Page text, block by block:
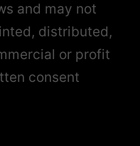
and may not
distributed,
or profit
consent